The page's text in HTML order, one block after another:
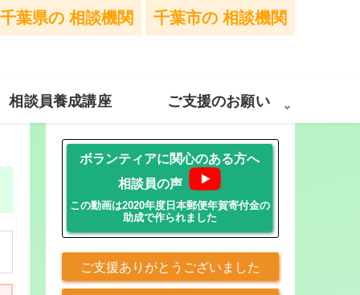
千葉県の 相談機関 千葉市の 相談機関
相談員養成講座 ご支援のお願い
ボランティアに関心のある方へ
相談員の声
この動画は2020年度日本郵便年賀寄付金の
助成で作られました
ご支援ありがとうございました